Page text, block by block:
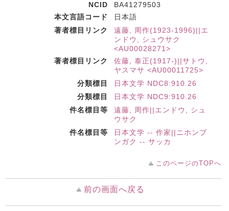
NCID
BA41279503
本文言語コード
日本語
著者標目リンク
遠藤, 周作(1923-1996)||エ
ンドウ, シュウサク
<AU00028271>
著者標目リンク
佐藤, 泰正(1917-)||サトウ,
ヤスマサ <AU00011725>
分類標目
日本文学 NDC8:910.26
分類標目
日本文学 NDC9:910.26
件名標目等
遠藤, 周作||エンドウ, シュ
ウサク
件名標目等
日本文学 -- 作家||ニホンブ
ンガク -- サッカ
このページのTOPへ
前の画面へ戻る